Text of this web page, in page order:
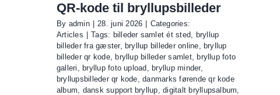
QR-kode til bryllupsbilleder
By admin 28. juni 2026
Categories:
Articles
Tags: billeder samlet ét sted, bryllup
billeder fra gæster, bryllup billeder online, bryllup
billeder qr kode, bryllup billeder samlet, bryllup foto
galleri , bryllup foto upload , bryllup minder,
bryllupsbilleder qr kode,danmarks førende qr kode
album, dansk support bryllup,digitalt bryllupsalbum,